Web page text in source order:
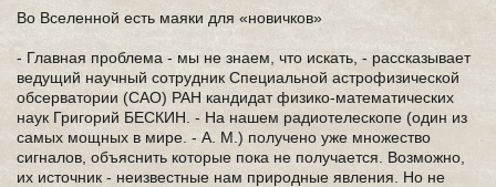
Во Вселенной есть маяки для «новичков»
- Главная проблема - мы не знаем, что искать, - рассказывает
ведущий научный сотрудник Специальной астрофизической
обсерватории (САО) РАН кандидат физико-математических
наук Григорий БЕСКИН. - На нашем радиотелескопе (один из
самых мощных в мире. - А. М.) получено уже множество
сигналов, объяснить которые пока не получается. Возможно,
их источник - неизвестные нам природные явления. Но не